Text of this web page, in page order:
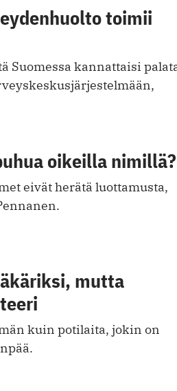
toimii
Suomessa kannattaisi
oikeilla nimillä?
eivät herätä luottamusta,
mutta
kuin potilaita, jokin on